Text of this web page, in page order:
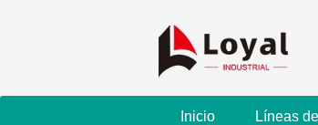
Inicio Líneas